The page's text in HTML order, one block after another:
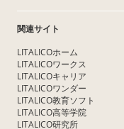
関連サイト
LITALICOホーム
LITALICOワークス
LITALICOキャリア
LITALICOワンダー
LITALICO教育ソフト
LITALICO高等学院
LITALICO研究所